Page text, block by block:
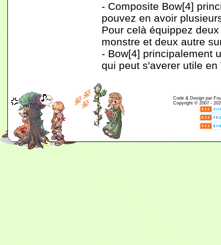
- Composite Bow[4]
pouvez en avoir
Pour celà équippez
monstre et deux autre
- Bow[4] principalement
qui peut s'averer utile en
Code & Design par
Copyright © 2007 -